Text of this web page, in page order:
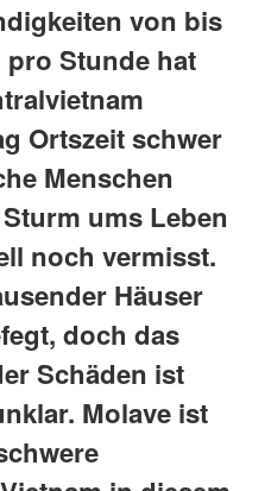
von bis
pro Stunde hat
Ortszeit schwer
Menschen
ums Leben
noch vermisst.
Häuser
doch das
Schäden ist
Molave ist